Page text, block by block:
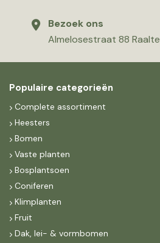
Bezoek ons
Almelosestraat 88 Raalte
Populaire categorieën
Complete assortiment
Heesters
Bomen
Vaste planten
Bosplantsoen
Coniferen
Klimplanten
Fruit
Dak, lei- & vormbomen